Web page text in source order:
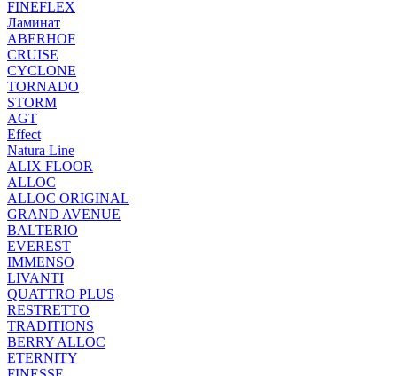
FINEFLEX
Ламинат
ABERHOF
CRUISE
CYCLONE
TORNADO
STORM
AGT
Effect
Natura Line
ALIX FLOOR
ALLOC
ALLOC ORIGINAL
GRAND AVENUE
BALTERIO
EVEREST
IMMENSO
LIVANTI
QUATTRO PLUS
RESTRETTO
TRADITIONS
BERRY ALLOC
ETERNITY